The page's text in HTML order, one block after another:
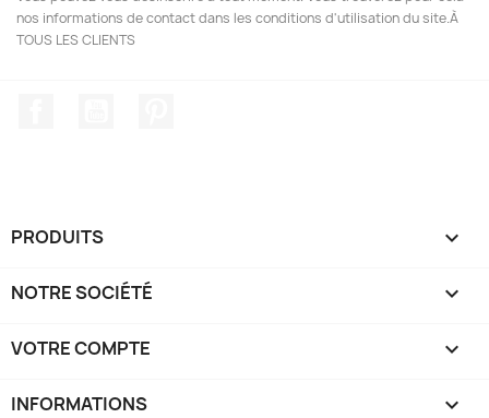
nos informations de contact dans les conditions d'utilisation du site.À
TOUS LES CLIENTS
PRODUITS 
NOTRE SOCIÉTÉ 
VOTRE COMPTE 
INFORMATIONS keyboard_arrow_down